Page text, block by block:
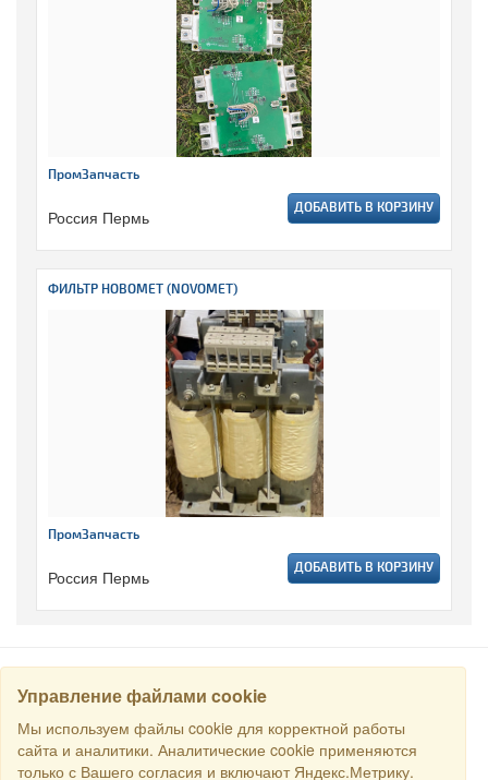
ПромЗапчасть
Россия Пермь ДОБАВИТЬ В КОРЗИНУ
ФИЛЬТР НОВОМЕТ (NOVOMET)
ПромЗапчасть
Россия Пермь ДОБАВИТЬ В КОРЗИНУ
Управление файлами cookie
Мы используем файлы cookie для корректной работы
сайта и аналитики. Аналитические cookie применяются
только с Вашего согласия и включают Яндекс.Метрику.
Все права защищены © 2016 Торговый Дом РСДС. E-mail: